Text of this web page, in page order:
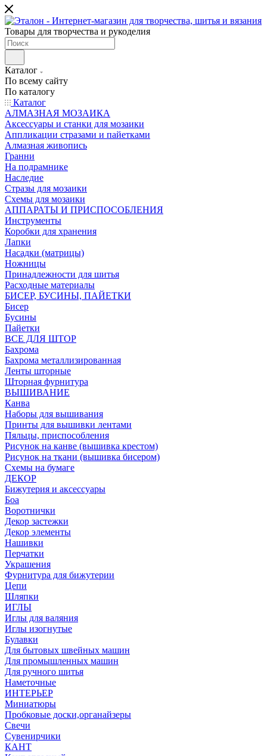
Товары для творчества и рукоделия
Каталог
По всему сайту
По каталогу
Каталог
АЛМАЗНАЯ МОЗАИКА
Аксессуары и станки для мозаики
Аппликации стразами и пайетками
Алмазная живопись
Гранни
На подрамнике
Наследие
Стразы для мозаики
Схемы для мозаики
АППАРАТЫ И ПРИСПОСОБЛЕНИЯ
Инструменты
Коробки для хранения
Лапки
Насадки (матрицы)
Ножницы
Принадлежности для шитья
Расходные материалы
БИСЕР, БУСИНЫ, ПАЙЕТКИ
Бисер
Бусины
Пайетки
ВСЕ ДЛЯ ШТОР
Бахрома
Бахрома металлизированная
Ленты шторные
Шторная фурнитура
ВЫШИВАНИЕ
Канва
Наборы для вышивания
Принты для вышивки лентами
Пяльцы, приспособления
Рисунок на канве (вышивка крестом)
Рисунок на ткани (вышивка бисером)
Схемы на бумаге
ДЕКОР
Бижутерия и аксессуары
Боа
Воротнички
Декор застежки
Декор элементы
Нашивки
Перчатки
Украшения
Фурнитура для бижутерии
Цепи
Шляпки
ИГЛЫ
Иглы для валяния
Иглы изогнутые
Булавки
Для бытовых швейных машин
Для промышленных машин
Для ручного шитья
Наметочные
ИНТЕРЬЕР
Миниатюры
Пробковые доски,органайзеры
Свечи
Сувенирчики
КАНТ